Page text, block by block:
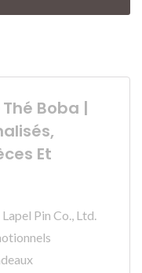
Boba |
Et
Pin Co., Ltd.